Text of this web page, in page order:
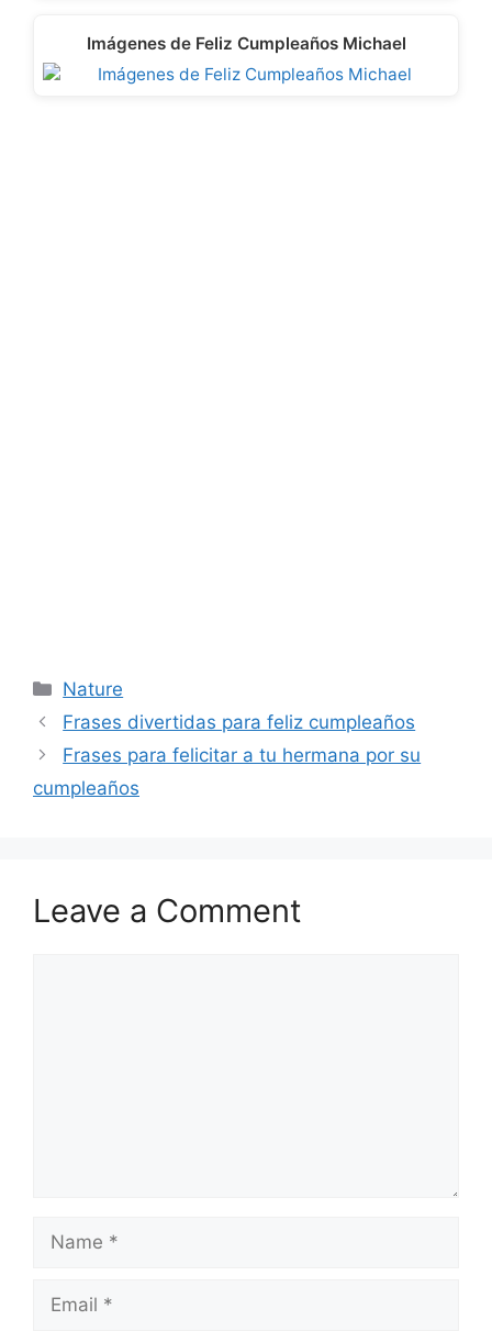
Imágenes de Feliz Cumpleaños Michael
Categories
Nature
Frases divertidas para feliz cumpleaños
Frases para felicitar a tu hermana por su
cumpleaños
Leave a Comment
Name
Email